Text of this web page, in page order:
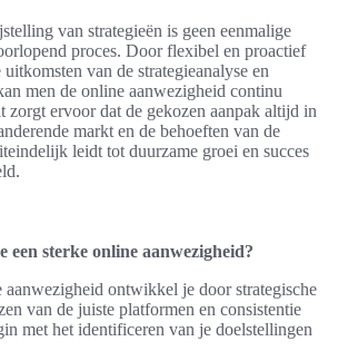
van strategieën is geen eenmalige
proces. Door flexibel en proactief
uitkomsten van de strategieanalyse en
men de online aanwezigheid continu
zorgt ervoor dat de gekozen aanpak altijd in
markt en de behoeften van de
leidt tot duurzame groei en succes
een sterke online aanwezigheid?
aanwezigheid ontwikkel je door strategische
van de juiste platformen en consistentie
met het identificeren van je doelstellingen